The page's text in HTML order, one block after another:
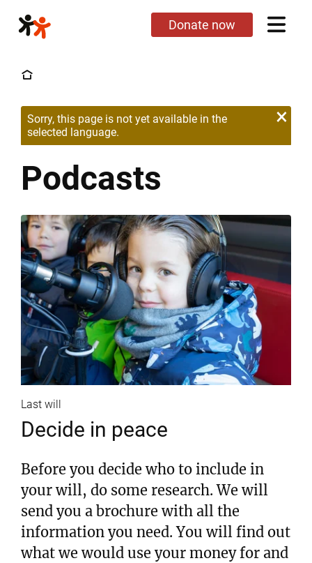
Donate now
×
Warning message
Sorry, this page is not yet available in the
selected language.
Podcasts
Podcasts
Last will
Decide in peace
Before you decide who to include in
your will, do some research. We will
send you a brochure with all the
information you need. You will find out
what we would use your money for and